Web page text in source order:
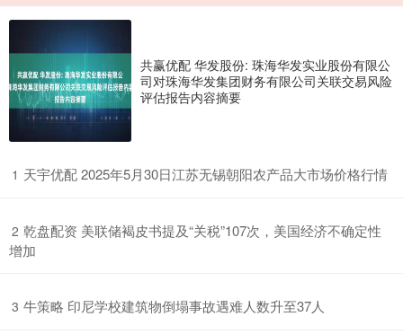
共赢优配 华发股份: 珠海华发实业股份有限公
司对珠海华发集团财务有限公司关联交易风险
评估报告内容摘要
1 ​天宇优配 2025年5月30日江苏无锡朝阳农产品大市场价格行情
2 ​乾盘配资 美联储褐皮书提及“关税”107次，美国经济不确定性
增加
3 ​牛策略 印尼学校建筑物倒塌事故遇难人数升至37人